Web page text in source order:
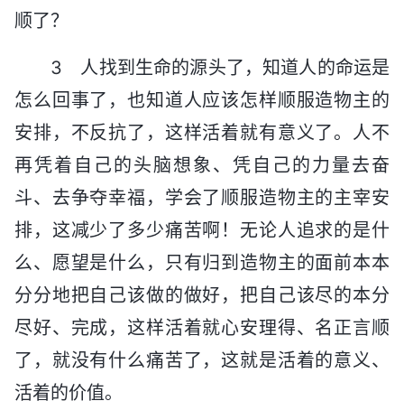
顺了？
3 人找到生命的源头了，知道人的命运是
怎么回事了，也知道人应该怎样顺服造物主的
安排，不反抗了，这样活着就有意义了。人不
再凭着自己的头脑想象、凭自己的力量去奋
斗、去争夺幸福，学会了顺服造物主的主宰安
排，这减少了多少痛苦啊！无论人追求的是什
么、愿望是什么，只有归到造物主的面前本本
分分地把自己该做的做好，把自己该尽的本分
尽好、完成，这样活着就心安理得、名正言顺
了，就没有什么痛苦了，这就是活着的意义、
活着的价值。